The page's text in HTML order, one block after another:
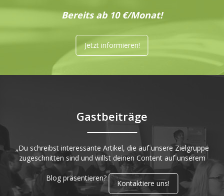
Bereits ab 10 €/Monat!
Jetzt informieren!
Gastbeiträge
„Du schreibst interessante Artikel, die auf unsere Zielgruppe
zugeschnitten sind und willst deinen Content auf unserem
Blog präsentieren?
Kontaktiere uns!